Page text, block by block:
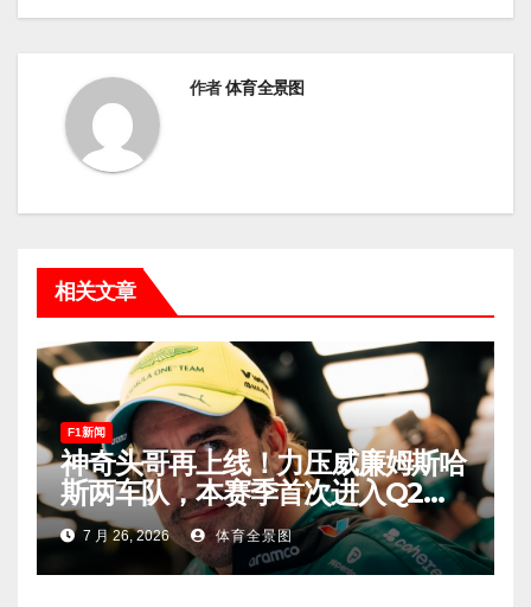
作者体育全景图
相关文章
F1新闻
神奇头哥再上线！力压威廉姆斯哈
斯两车队，本赛季首次进入Q2，
车迷终于扬眉吐气！
7 月 26, 2026 体育全景图